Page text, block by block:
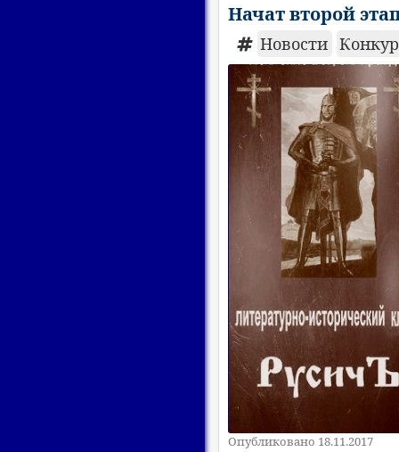
Начат второй
Новости
Опубликовано 18.11.2017